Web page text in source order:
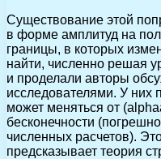
Существование этой
в форме амплитуд на
границы, в которых
найти, численно решая
и проделали авторы
исследователями. У них
может меняться от
бесконечности
численных расчетов).
предсказывает теория